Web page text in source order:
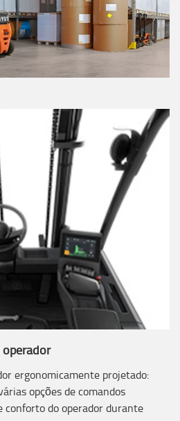
ergonomicamente projetado:
opções de comandos
conforto do operador durante